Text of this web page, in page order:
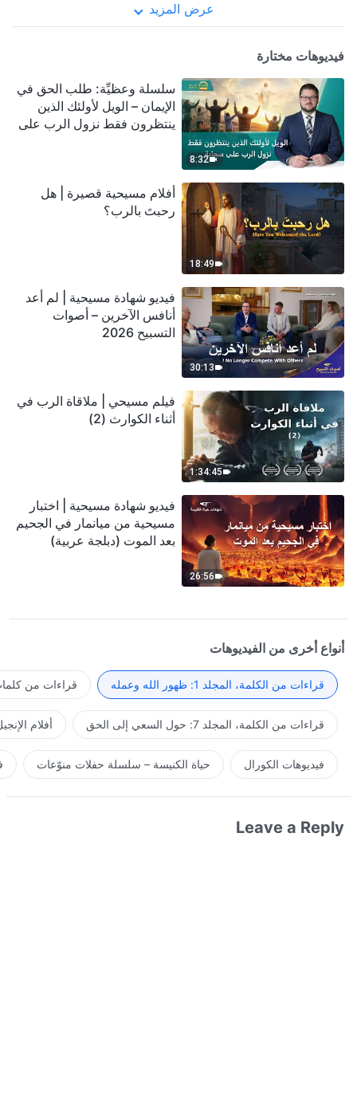
عرض المزيد
فيديوهات مختارة
8:32
سلسلة وعظيِّة: طلب الحق في
الإيمان – الويل لأولئك الذين
ينتظرون فقط نزول الرب على
18:49
أفلام مسيحية قصيرة | هل
رحبتَ بالرب؟
30:13
فيديو شهادة مسيحية | لم أعد
أنافس الآخرين – أصوات
التسبيح 2026
1:34:45
فيلم مسيحي | ملاقاة الرب في
أثناء الكوارث (2)
26:56
فيديو شهادة مسيحية | اختبار
مسيحية من ميانمار في الجحيم
بعد الموت (دبلجة عربية)
أنواع أخرى من الفيديوهات
قراءات من الكلمة، المجلد 1: ظهور الله وعمله قراءات من
قراءات من الكلمة، المجلد 7: حول السعي إلى الحق أفلام
فيديوهات الكورال حياة الكنيسة – سلسلة حفلات منوّعات
Leave a Reply